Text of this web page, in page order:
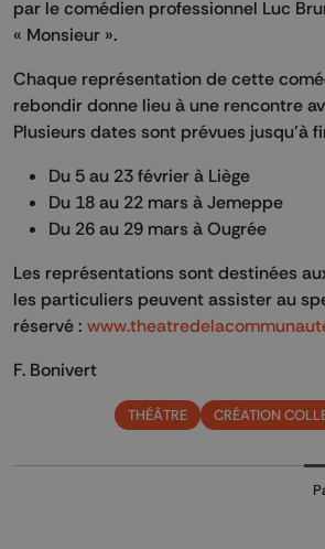
par le comédien professionnel Luc
« Monsieur ».
Chaque représentation de cette
rebondir donne lieu à une rencontre
Plusieurs dates sont prévues jusqu’à
Du 5 au 23 février à Liège
Du 18 au 22 mars à Jemeppe
Du 26 au 29 mars à Ougrée
Les représentations sont destinées
les particuliers peuvent assister au
réservé :
F. Bonivert
THÉÂTRE CRÉATION